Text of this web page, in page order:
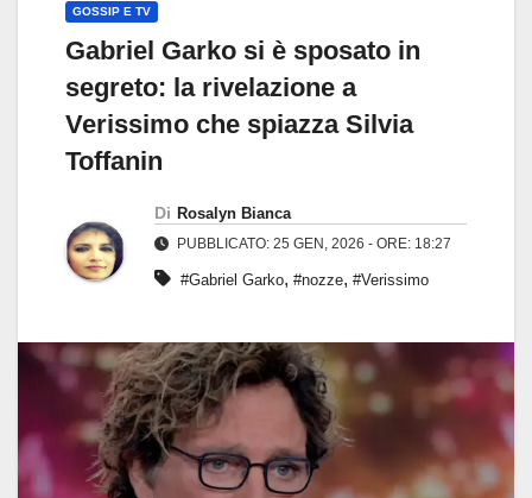
GOSSIP E TV
Gabriel Garko si è sposato in
segreto: la rivelazione a
Verissimo che spiazza Silvia
Toffanin
Di Rosalyn Bianca
PUBBLICATO: 25 GEN, 2026 - ORE: 18:27
#Gabriel Garko, #nozze, #Verissimo